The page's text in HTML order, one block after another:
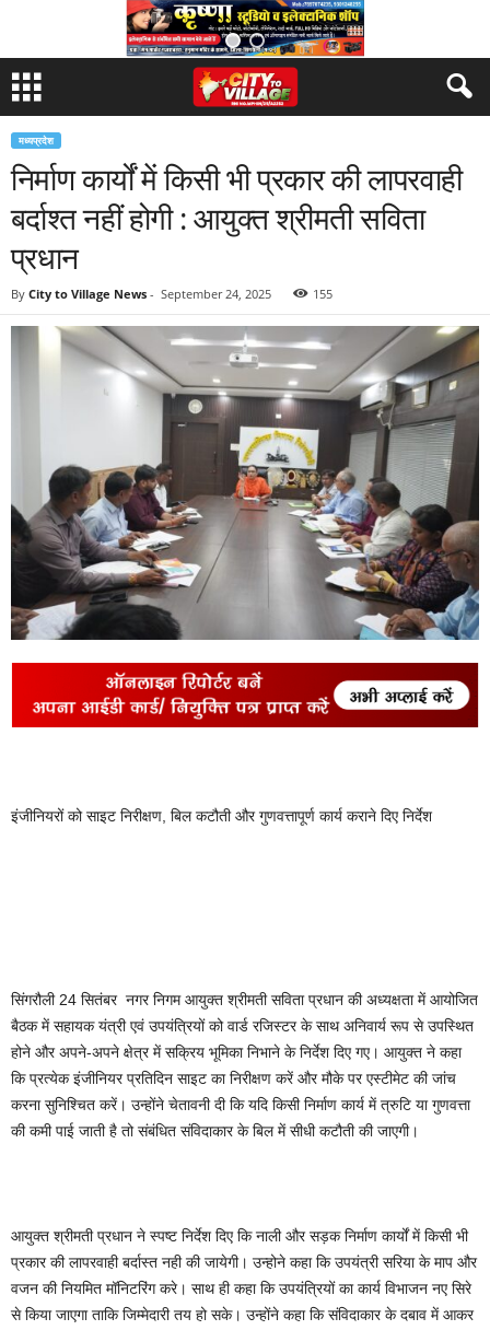
मध्यप्रदेश
निर्माण कार्यों में किसी भी प्रकार की लापरवाही
बर्दाश्त नहीं होगी : आयुक्त श्रीमती सविता
प्रधान
By City to Village News - September 24, 2025 155
इंजीनियरों को साइट निरीक्षण, बिल कटौती और गुणवत्तापूर्ण कार्य कराने दिए निर्देश
सिंगरौली 24 सितंबर नगर निगम आयुक्त श्रीमती सविता प्रधान की अध्यक्षता में आयोजित
बैठक में सहायक यंत्री एवं उपयंत्रियों को वार्ड रजिस्टर के साथ अनिवार्य रूप से उपस्थित
होने और अपने-अपने क्षेत्र में सक्रिय भूमिका निभाने के निर्देश दिए गए। आयुक्त ने कहा
कि प्रत्येक इंजीनियर प्रतिदिन साइट का निरीक्षण करें और मौके पर एस्टीमेट की जांच
करना सुनिश्चित करें। उन्होंने चेतावनी दी कि यदि किसी निर्माण कार्य में त्रुटि या गुणवत्ता
की कमी पाई जाती है तो संबंधित संविदाकार के बिल में सीधी कटौती की जाएगी।
आयुक्त श्रीमती प्रधान ने स्पष्ट निर्देश दिए कि नाली और सड़क निर्माण कार्यों में किसी भी
प्रकार की लापरवाही बर्दास्त नही की जायेगी। उन्होने कहा कि उपयंत्री सरिया के माप और
वजन की नियमित मॉनिटरिंग करे। साथ ही कहा कि उपयंत्रियों का कार्य विभाजन नए सिरे
से किया जाएगा ताकि जिम्मेदारी तय हो सके। उन्होंने कहा कि संविदाकार के दबाव में आकर